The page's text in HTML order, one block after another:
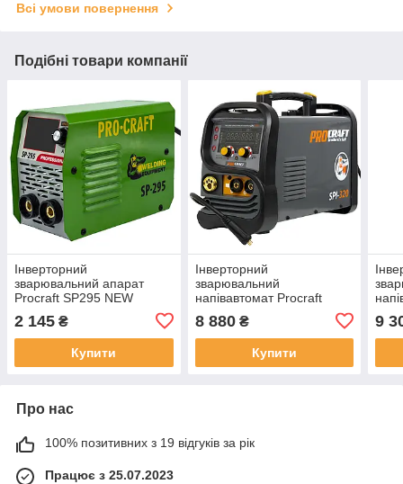
Всі умови повернення
Подібні товари компанії
Інверторний
зварювальний апарат
Procraft SP295 NEW
2 145 ₴
Купити
Інверторний
зварювальний
напівавтомат Procraft
8 880₴
Купити
9
Про нас
100% позитивних з 19 відгуків за рік
Працює з 25.07.2023